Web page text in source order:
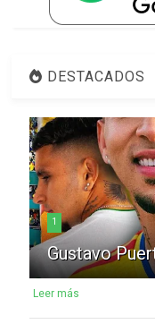
DESTACADOS
1
Gustavo
Leer más